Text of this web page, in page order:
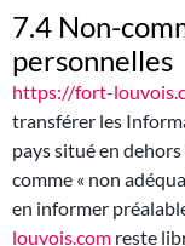
7.4 Non-
personnelles
https://fort-
transférer les
pays situé en
comme « non
en informer
louvois.com reste